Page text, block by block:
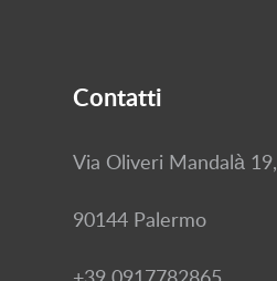
Contatti
Via Oliveri Mandalà 19,
90144 Palermo